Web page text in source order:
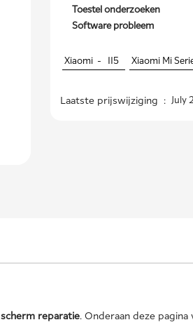
Toestel onderzoeken
Software probleem
Xiaomi - 115 Xiaomi Mi
Laatste prijswijziging : July
scherm reparatie. Onderaan deze